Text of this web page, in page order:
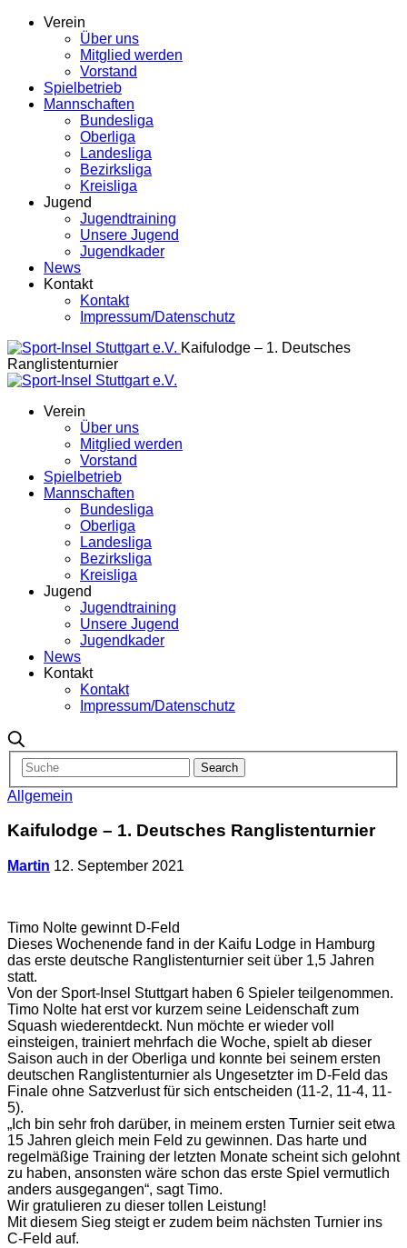
Verein
Über uns
Mitglied werden
Vorstand
Spielbetrieb
Mannschaften
Bundesliga
Oberliga
Landesliga
Bezirksliga
Kreisliga
Jugend
Jugendtraining
Unsere Jugend
Jugendkader
News
Kontakt
Kontakt
Impressum/Datenschutz
Kaifulodge – 1. Deutsches
Ranglistenturnier
Verein
Über uns
Mitglied werden
Vorstand
Spielbetrieb
Mannschaften
Bundesliga
Oberliga
Landesliga
Bezirksliga
Kreisliga
Jugend
Jugendtraining
Unsere Jugend
Jugendkader
News
Kontakt
Kontakt
Impressum/Datenschutz
Allgemein
Kaifulodge – 1. Deutsches Ranglistenturnier
Martin 12. September 2021
Timo Nolte gewinnt D-Feld
Dieses Wochenende fand in der Kaifu Lodge in Hamburg
das erste deutsche Ranglistenturnier seit über 1,5 Jahren
statt.
Von der Sport-Insel Stuttgart haben 6 Spieler teilgenommen.
Timo Nolte hat erst vor kurzem seine Leidenschaft zum
Squash wiederentdeckt. Nun möchte er wieder voll
einsteigen, trainiert mehrfach die Woche, spielt ab dieser
Saison auch in der Oberliga und konnte bei seinem ersten
deutschen Ranglistenturnier als Ungesetzter im D-Feld das
Finale ohne Satzverlust für sich entscheiden (11-2, 11-4, 11-
5).
„Ich bin sehr froh darüber, in meinem ersten Turnier seit etwa
15 Jahren gleich mein Feld zu gewinnen. Das harte und
regelmäßige Training der letzten Monate scheint sich gelohnt
zu haben, ansonsten wäre schon das erste Spiel vermutlich
anders ausgegangen“, sagt Timo.
Wir gratulieren zu dieser tollen Leistung!
Mit diesem Sieg steigt er zudem beim nächsten Turnier ins
C-Feld auf.